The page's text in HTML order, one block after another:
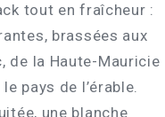
tout en fraîcheur :
brassées aux
de la Haute-Mauricie
pays de l’érable.
une blanche